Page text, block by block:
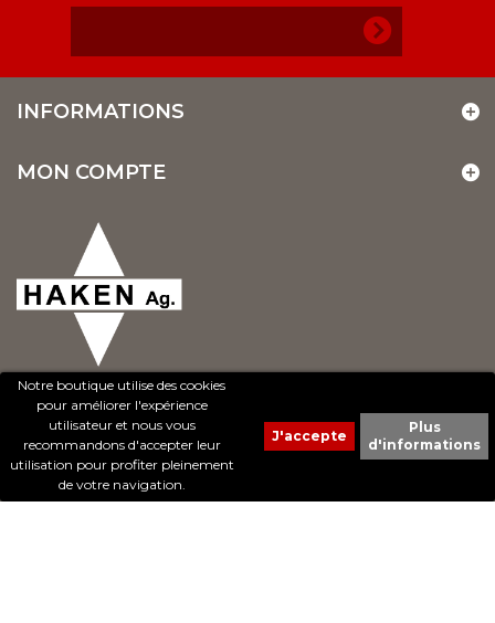
Notre boutique utilise des cookies
pour améliorer l'expérience
utilisateur et nous vous
recommandons d'accepter leur
utilisation pour profiter pleinement
de votre navigation.
Plus
d'informations
INFORMATIONS
MON COMPTE
© 2017 - Cheval Liberté. Tous droits réservés.
Création de sites Internet | ProduWeb